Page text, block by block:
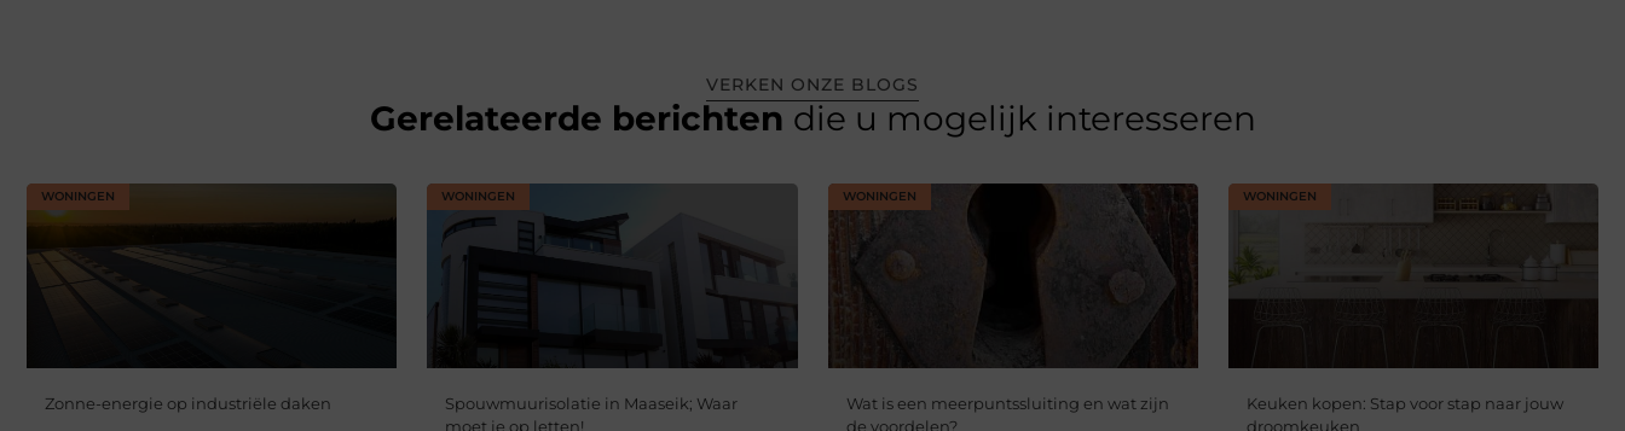
VERKEN ONZE BLOGS
Gerelateerde berichten die u mogelijk interesseren
WONINGEN
Zonne-energie op industriële daken
WONINGEN
Spouwmuurisolatie in Maaseik; Waar
moet je op letten!
WONINGEN
Wat is een meerpuntssluiting en wat zijn
de voordelen?
WONINGEN
Keuken kopen: Stap voor stap naar jouw
droomkeuken